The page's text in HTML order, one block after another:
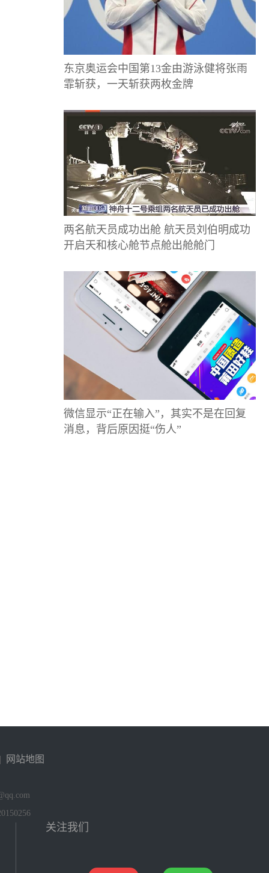
东京奥运会中国第13金由游泳健将张雨
霏斩获，一天斩获两枚金牌
两名航天员成功出舱 航天员刘伯明成功
开启天和核心舱节点舱出舱舱门
微信显示“正在输入”，其实不是在回复
消息，背后原因挺“伤人”
网站地图
关注我们